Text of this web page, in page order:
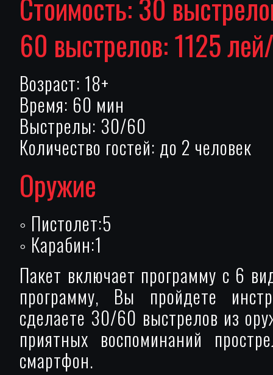
Стоимость: 30
60 выстрелов: 1125
Возраст: 18+
Время: 60 мин
Выстрелы: 30/60
Количество гостей: до 2 человек
Оружие
◦ Пистолет:5
◦ Карабин:1
Пакет включает программу с 6
программу, Вы пройдете
сделаете 30/60 выстрелов из
приятных воспоминаний
смартфон.